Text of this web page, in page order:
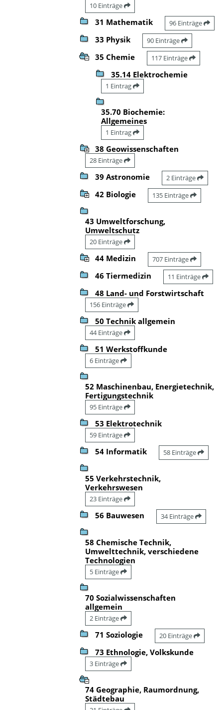
10 Einträge
31 Mathematik 96 Einträge
33 Physik 90 Einträge
35 Chemie 117 Einträge
35.14 Elektrochemie
1 Eintrag
35.70 Biochemie:
Allgemeines
1 Eintrag
38 Geowissenschaften
28 Einträge
39 Astronomie 2 Einträge
42 Biologie 135 Einträge
43 Umweltforschung,
Umweltschutz
20 Einträge
44 Medizin 707 Einträge
46 Tiermedizin 11 Einträge
48 Land- und Forstwirtschaft
156 Einträge
50 Technik allgemein
44 Einträge
51 Werkstoffkunde
6 Einträge
52 Maschinenbau, Energietechnik,
Fertigungstechnik
95 Einträge
53 Elektrotechnik
59 Einträge
54 Informatik 58 Einträge
55 Verkehrstechnik,
Verkehrswesen
23 Einträge
56 Bauwesen 34 Einträge
58 Chemische Technik,
Umwelttechnik, verschiedene
Technologien
5 Einträge
70 Sozialwissenschaften
allgemein
2 Einträge
71 Soziologie 20 Einträge
73 Ethnologie, Volkskunde
3 Einträge
74 Geographie, Raumordnung,
Städtebau